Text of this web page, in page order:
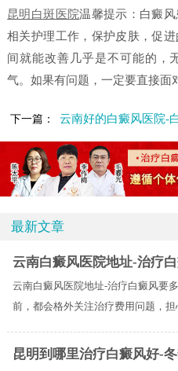
昆明白斑医院温馨提示：白癜
相关护理工作，保护皮肤，促进
间就能改善几乎是不可能的，
气。如果有问题，一定要直接面
下一篇： 云南好的白癜风医院-
最新文章
云南白癜风医院地址-治疗
云南白癜风医院地址-治疗白癜风要
前，都会格外关注治疗费用问题，担
昆明到哪里治疗白癜风好-